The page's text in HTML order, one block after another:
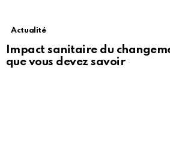
Actualité
Impact sanitaire du
que vous devez savoir